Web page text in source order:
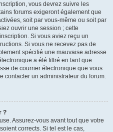
vous devrez suivre les
forums exigeront également que
soit par vous-même ou soit par
ouvrir une session ; cette
Si vous aviez reçu un
Si vous ne recevez pas de
spécifié une mauvaise adresse
a été filtré en tant que
de courrier électronique que vous
contacter un administrateur du forum.
?
Assurez-vous avant tout que votre
corrects. Si tel est le cas,